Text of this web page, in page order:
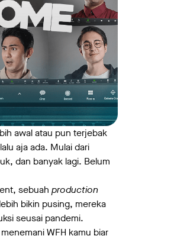
awal atau pun terjebak
aja ada. Mulai dari
dan banyak lagi. Belum
sebuah production
bikin pusing, mereka
seusai pandemi.
WFH kamu biar